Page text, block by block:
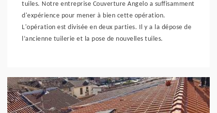
tuiles. Notre entreprise Couverture Angelo a suffisamment
d'expérience pour mener à bien cette opération.
L'opération est divisée en deux parties. Il y a la dépose de
l’ancienne tuilerie et la pose de nouvelles tuiles.